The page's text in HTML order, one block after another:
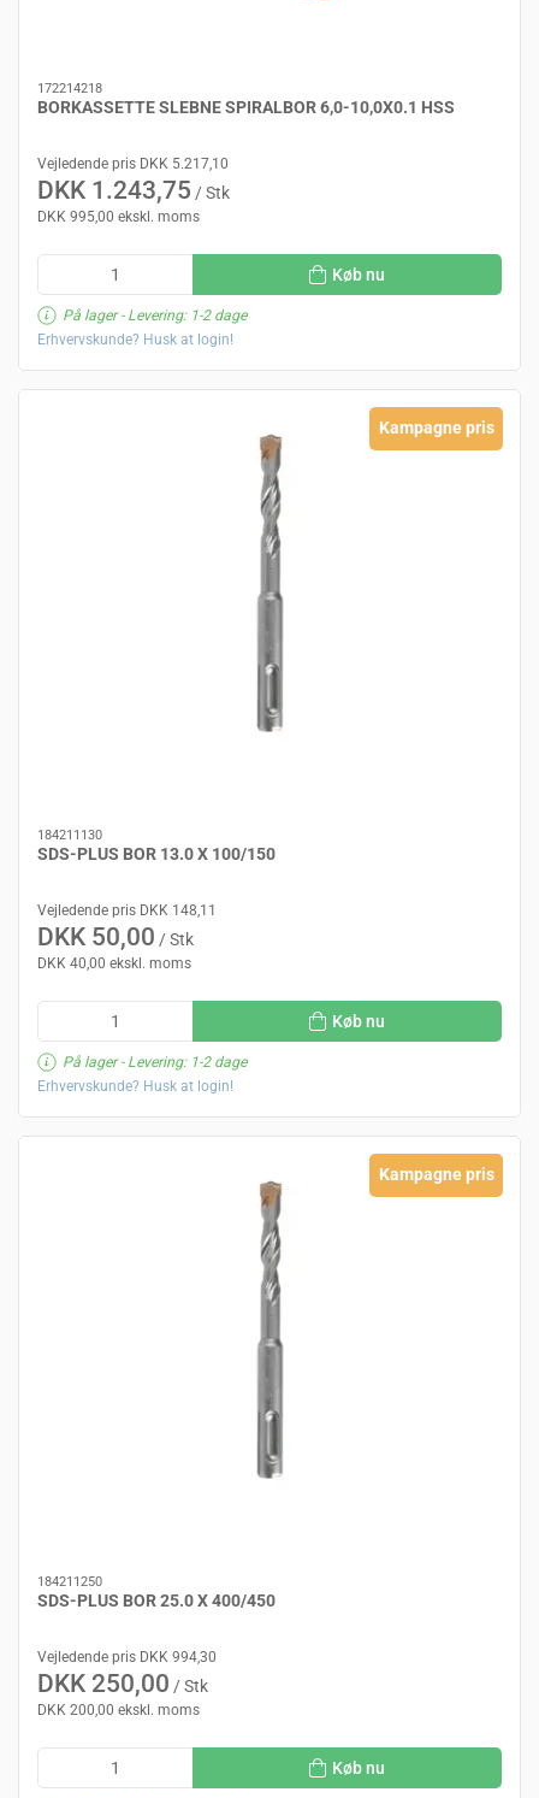
172214218
BORKASSETTE SLEBNE SPIRALBOR 6,0-10,0X0.1 HSS
Vejledende pris DKK 5.217,10
DKK 1.243,75 / Stk
DKK 995,00 ekskl. moms
Køb nu
På lager- Levering: 1-2 dage
Erhvervskunde? Husk at login!
Kampagne pris
184211130
SDS-PLUS BOR 13.0 X 100/150
Vejledende pris DKK 148,11
DKK 50,00 / Stk
DKK 40,00 ekskl. moms
Køb nu
På lager- Levering: 1-2 dage
Erhvervskunde? Husk at login!
Kampagne pris
184211250
SDS-PLUS BOR 25.0 X 400/450
Vejledende pris DKK 994,30
DKK 250,00 / Stk
DKK 200,00 ekskl. moms
Køb nu